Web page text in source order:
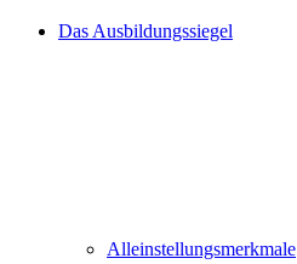
Das Ausbildungssiegel
Alleinstellungsmerkmale